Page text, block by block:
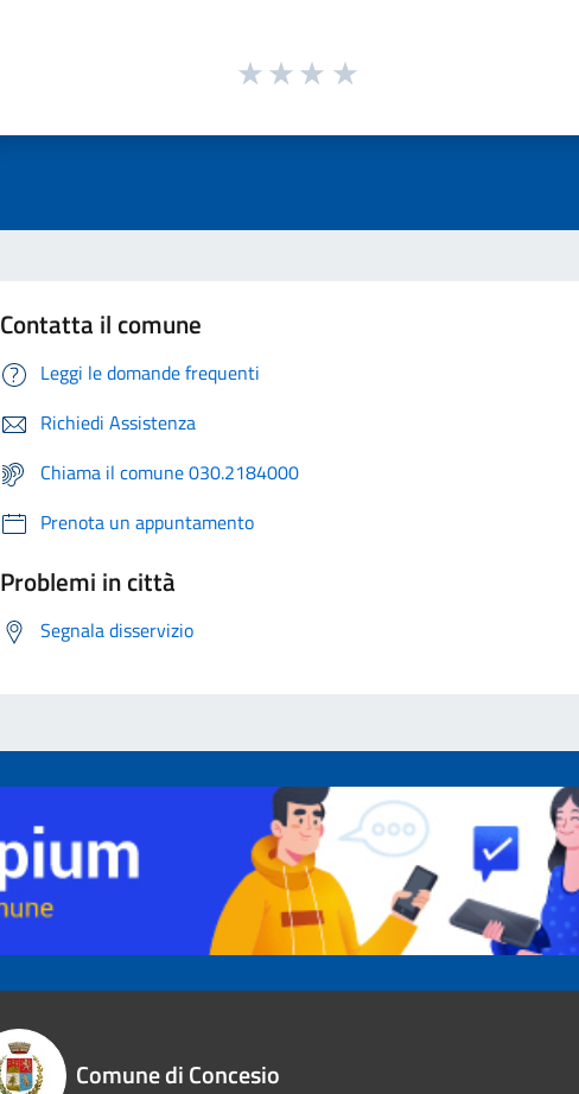
Contatta il comune
Leggi le domande frequenti
Richiedi Assistenza
Chiama il comune 030.2184000
Prenota un appuntamento
Problemi in città
Segnala disservizio
Comune di Concesio